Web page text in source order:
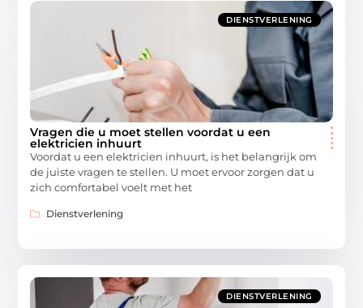
DIENSTVERLENING
Vragen die u moet stellen voordat u een
elektricien inhuurt
Voordat u een elektricien inhuurt, is het belangrijk om
de juiste vragen te stellen. U moet ervoor zorgen dat u
zich comfortabel voelt met het
Dienstverlening
DIENSTVERLENING